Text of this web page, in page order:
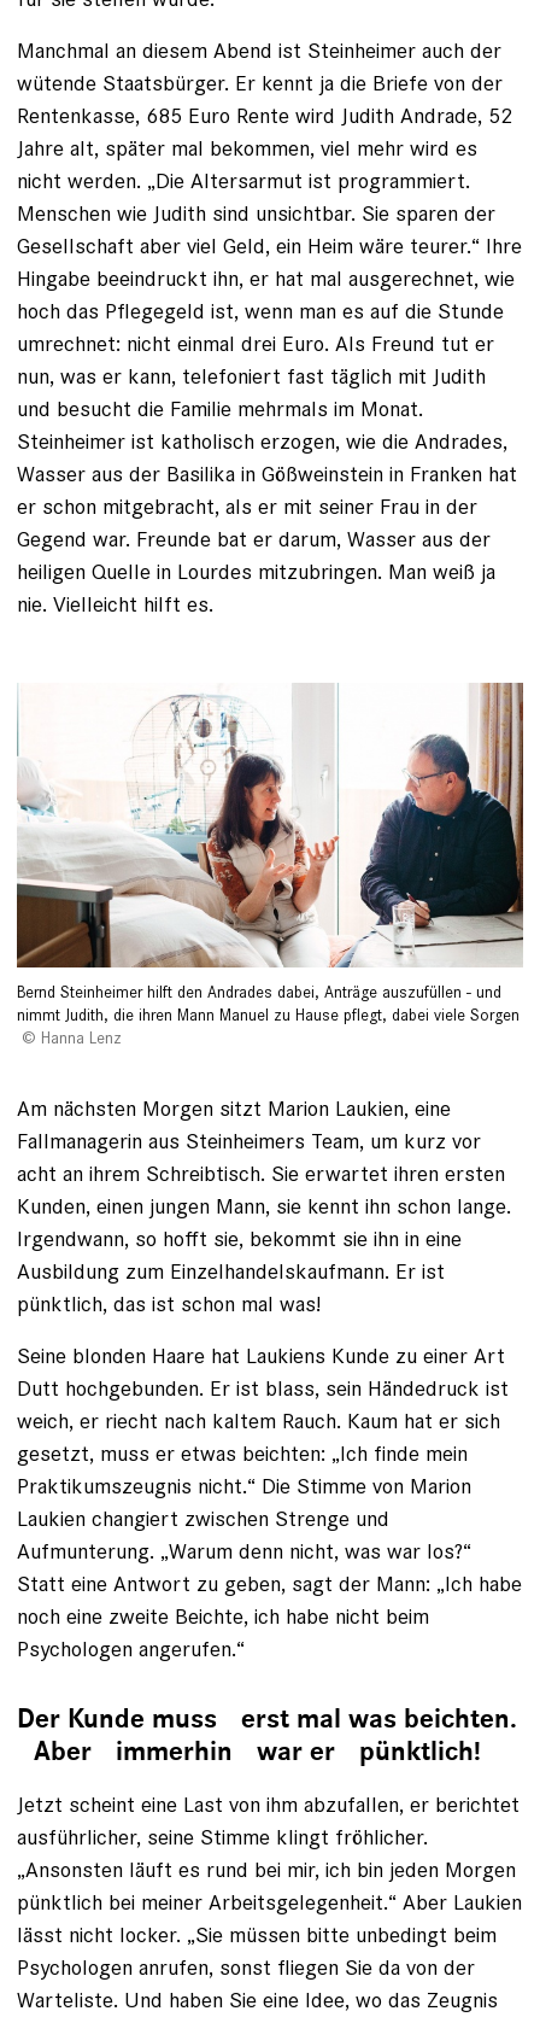
Manchmal an diesem Abend ist Steinheimer auch der
wütende Staatsbürger. Er kennt ja die Briefe von der
Rentenkasse, 685 Euro Rente wird ­Judith Andrade, 52
Jahre alt, später mal bekommen, viel mehr wird es
nicht werden. „Die Altersarmut ist programmiert.
Menschen wie Judith sind unsichtbar. Sie sparen der
Gesellschaft aber viel Geld, ein Heim wäre teurer.“ Ihre
Hingabe beeindruckt ihn, er hat mal ausgerechnet, wie
hoch das Pflegegeld ist, wenn man es auf die Stunde
umrechnet: nicht einmal drei Euro. Als Freund tut er
nun, was er kann, telefoniert fast täglich mit Judith
und besucht die Familie mehrmals im Monat.
Steinheimer ist katholisch erzogen, wie die Andrades,
Wasser aus der Basilika in Gößweinstein in Franken hat
er schon mitgebracht, als er mit seiner Frau in der
Gegend war. Freunde bat er darum, Wasser aus der
heiligen Quelle in Lourdes mitzubringen. Man weiß ja
nie. Vielleicht hilft es.
Bernd Steinheimer hilft den Andrades dabei, Anträge auszufüllen - und
nimmt Judith, die ihren Mann Manuel zu Hause pflegt, dabei viele Sorgen
Hanna Lenz
Am nächsten Morgen sitzt Marion Laukien, eine
Fallmanagerin aus Steinheimers Team, um kurz vor
acht an ihrem Schreibtisch. Sie erwartet ihren ersten
Kunden, einen jungen Mann, sie kennt ihn schon lange.
Irgendwann, so hofft sie, bekommt sie ihn in eine
Ausbildung zum Einzelhandelskaufmann. Er ist
pünktlich, das ist schon mal was!
Seine blonden Haare hat Laukiens Kunde zu einer Art
Dutt hochgebunden. Er ist blass, sein Händedruck ist
weich, er riecht nach kaltem Rauch. Kaum hat er sich
gesetzt, muss er etwas beichten: „Ich finde mein
Praktikumszeugnis nicht.“ Die Stimme von Marion
Laukien changiert zwischen Strenge und
Aufmunterung. „Warum denn nicht, was war los?“
Statt eine Antwort zu geben, sagt der Mann: „Ich habe
noch eine zweite Beichte, ich habe nicht beim
Psychologen angerufen.“
Der Kunde muss erst mal was beichten.
Aber immerhin war er pünktlich!
Jetzt scheint eine Last von ihm abzufallen, er berichtet
ausführlicher, seine Stimme klingt fröhlicher.
„Ansonsten läuft es rund bei mir, ich bin jeden Morgen
pünktlich bei meiner Arbeitsgelegenheit.“ Aber Laukien
lässt nicht locker. „Sie müssen bitte un­bedingt beim
Psychologen anrufen, sonst fliegen Sie da von der
Warteliste. Und haben Sie eine Idee, wo das Zeugnis